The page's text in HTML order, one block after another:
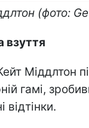
(фото:
взуття
Міддлтон
гамі,
відтінки.